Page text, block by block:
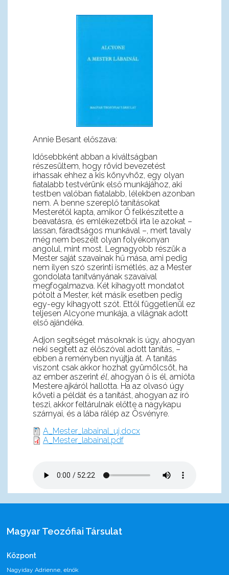
Annie Besant előszava:
Idősebbként abban a kiváltságban
részesültem, hogy rövid bevezetést
írhassak ehhez a kis könyvhöz, egy olyan
fiatalabb testvérünk első munkájához, aki
testben valóban fiatalabb, lélekben azonban
nem. A benne szereplő tanításokat
Mesterétől kapta, amikor Ő felkészítette a
beavatásra, és emlékezetből írta le azokat –
lassan, fáradtságos munkával –, mert tavaly
még nem beszélt olyan folyékonyan
angolul, mint most. Legnagyobb részük a
Mester saját szavainak hű mása, ami pedig
nem ilyen szó szerinti ismétlés, az a Mester
gondolata tanítványának szavaival
megfogalmazva. Két kihagyott mondatot
pótolt a Mester, két másik esetben pedig
egy-egy kihagyott szót. Ettől függetlenül ez
teljesen Alcyone munkája, a világnak adott
első ajándéka.
Adjon segítséget másoknak is úgy, ahogyan
neki segített az élőszóval adott tanítás, –
ebben a reményben nyújtja át. A tanítás
viszont csak akkor hozhat gyümölcsöt, ha
az ember aszerint él, ahogyan ő is él, amióta
Mestere ajkáról hallotta. Ha az olvasó úgy
követi a példát és a tanítást, ahogyan az író
teszi, akkor feltárulnak előtte a nagykapu
szárnyai, és a lába rálép az Ösvényre.
A_Mester_labainal_uj.docx
A_Mester_labainal.pdf
Magyar Teozófiai Társulat
Központ
Nagyiday Adrienne, elnök